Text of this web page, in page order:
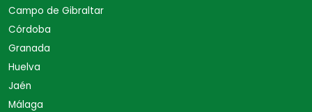
Campo de Gibraltar
Córdoba
Granada
Huelva
Jaén
Málaga